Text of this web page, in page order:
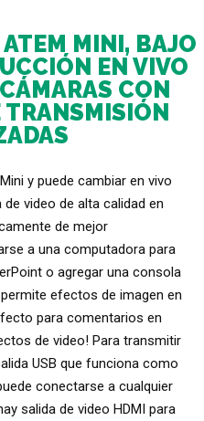
MINI, BAJO
EN VIVO
CON
TRANSMISIÓN
y puede cambiar en vivo
video de alta calidad en
de mejor
a una computadora para
o agregar una consola
efectos de imagen en
para comentarios en
de video! Para transmitir
USB que funciona como
conectarse a cualquier
salida de video HDMI para